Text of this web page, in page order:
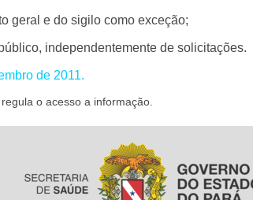
geral e do sigilo como exceção;
independentemente de solicitações.
de 2011.
o acesso a informação.